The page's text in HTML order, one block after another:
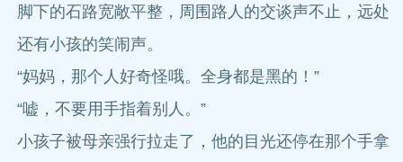
脚下的石路宽敞平整，周围路人的交谈声不止，远处
还有小孩的笑闹声。
“妈妈，那个人好奇怪哦。全身都是黑的！”
“嘘，不要用手指着别人。”
小孩子被母亲强行拉走了，他的目光还停在那个手拿